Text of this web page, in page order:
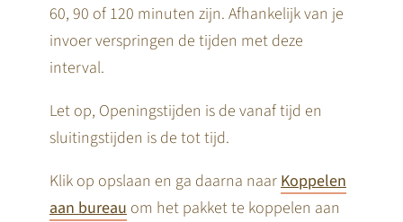
60, 90 of 120 minuten zijn. Afhankelijk van je
invoer verspringen de tijden met deze
interval.
Let op, Openingstijden is de vanaf tijd en
sluitingstijden is de tot tijd.
Klik op opslaan en ga daarna naarKoppelen
aan bureauom het pakket te koppelen aan